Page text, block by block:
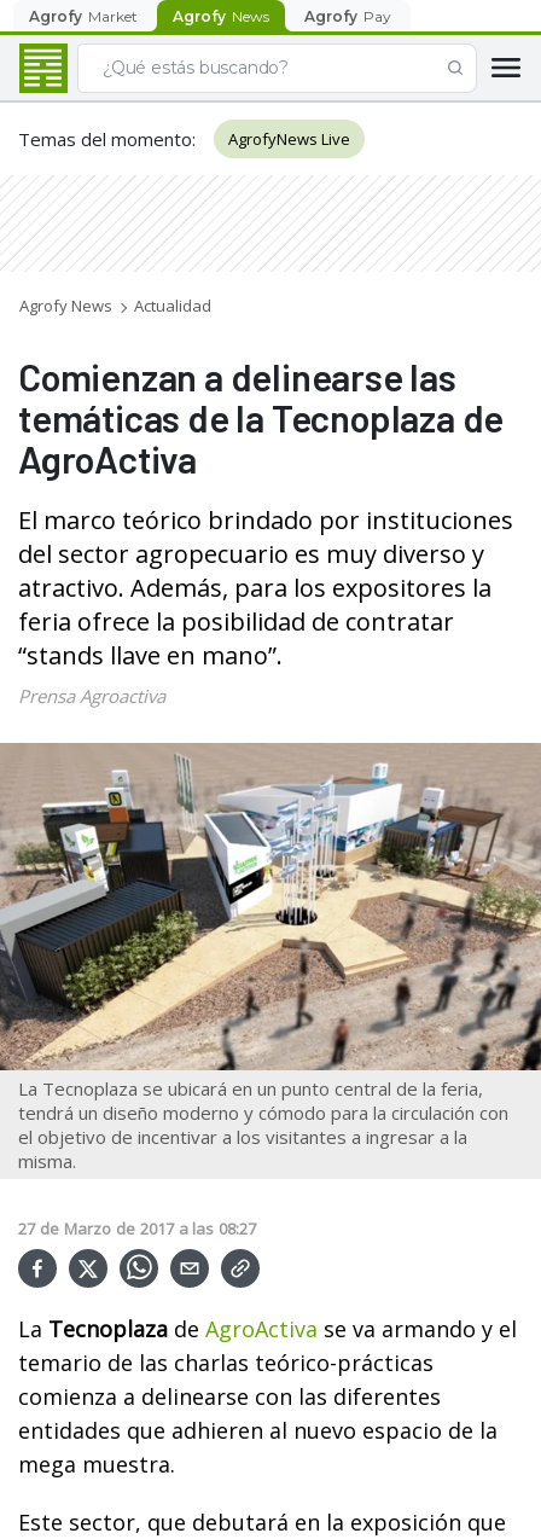
Agrofy Market Agrofy News Agrofy Pay
Temas del momento: AgrofyNews Live
Agrofy News Actualidad
Comienzan a delinearse las
temáticas de la Tecnoplaza de
AgroActiva
El marco teórico brindado por instituciones
del sector agropecuario es muy diverso y
atractivo. Además, para los expositores la
feria ofrece la posibilidad de contratar
“stands llave en mano”.
Prensa Agroactiva
La Tecnoplaza se ubicará en un punto central de la feria,
tendrá un diseño moderno y cómodo para la circulación con
el objetivo de incentivar a los visitantes a ingresar a la
misma.
27 de Marzo de 2017 a las 08:27
La Tecnoplaza de AgroActiva se va armando y el
temario de las charlas teórico-prácticas
comienza a delinearse con las diferentes
entidades que adhieren al nuevo espacio de la
mega muestra.
Este sector, que debutará en la exposición que